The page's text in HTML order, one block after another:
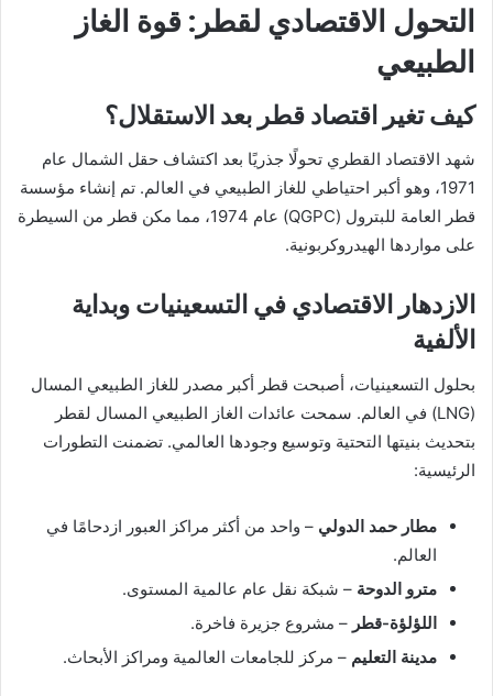
التحول الاقتصادي لقطر: قوة الغاز
الطبيعي
كيف تغير اقتصاد قطر بعد الاستقلال؟
شهد الاقتصاد القطري تحولًا جذريًا بعد اكتشاف حقل الشمال عام
1971، وهو أكبر احتياطي للغاز الطبيعي في العالم. تم إنشاء مؤسسة
قطر العامة للبترول (QGPC) عام 1974، مما مكن قطر من السيطرة
على مواردها الهيدروكربونية.
الازدهار الاقتصادي في التسعينيات وبداية
الألفية
بحلول التسعينيات، أصبحت قطر أكبر مصدر للغاز الطبيعي المسال
(LNG) في العالم. سمحت عائدات الغاز الطبيعي المسال لقطر
بتحديث بنيتها التحتية وتوسيع وجودها العالمي. تضمنت التطورات
الرئيسية:
مطار حمد الدولي – واحد من أكثر مراكز العبور ازدحامًا في
العالم.
مترو الدوحة – شبكة نقل عام عالمية المستوى.
اللؤلؤة-قطر – مشروع جزيرة فاخرة.
مدينة التعليم – مركز للجامعات العالمية ومراكز الأبحاث.